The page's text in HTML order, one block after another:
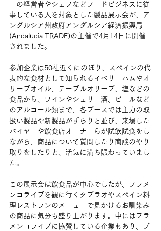
ーの経営者やシェフなどフードビジネスに従
事している人を対象とした製品展示会が、ア
ンダルシア州政府アンダルシア経済振興局
(Andalucía TRADE)の主催で4月14日に開催
されました。
参加企業は50社近くにのぼり、スペインの代
表的な食材として知られるイベリコハムやオ
リーブオイル、テーブルオリーブ、塩などの
食品から、ワインやシェリー酒、ビールなど
のアルコール類まで、各ブースでは主力の取
扱い製品や新製品がずらりと並び、来場した
バイヤーや飲食店オーナーらが試飲試食をし
ながら、商品について質問したり商談のやり
取りをしたりと、活気に満ち賑わっていまし
た。
この展示会は飲食品が中心でしたが、フラメ
ンコライブを観に行くタブラオやスペイン料
理レストランのメニューで見かけるお馴染み
の商品に気分も盛り上がります。中にはフラ
メンコライブに協賛している企業もあり、ブ